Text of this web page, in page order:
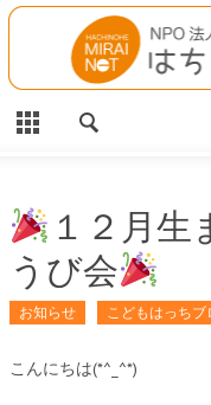
CLOSE
HOME
施設案内
相談事業
MAP
お問合わせ
１２月生
うび会
お知らせ こどもはっちブ
こんにちは(*^_^*)